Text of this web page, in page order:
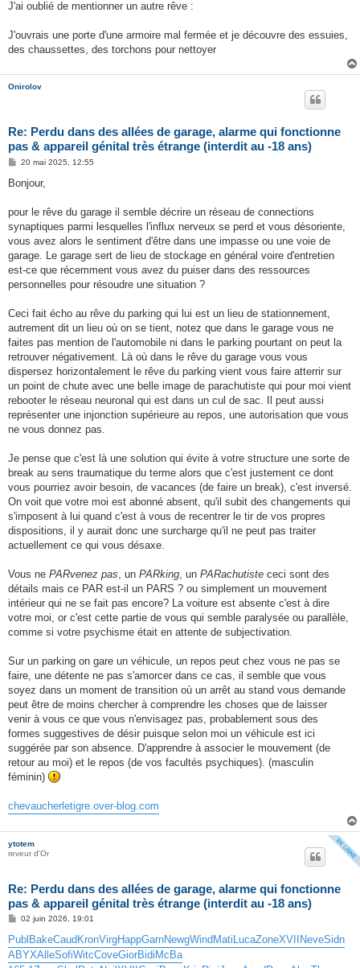
s
g
J'ai oublié de mentionner un autre rêve :
J'ouvrais une porte d'une armoire mal fermée et je découvre des essuies,
des chaussettes, des torchons pour nettoyer
Onirolov
Re: Perdu dans des allées de garage, alarme qui fonctionne
pas & appareil génital très étrange (interdit au -18 ans)
M
s
g
20 mai 2025, 12:55
Bonjour,
pour le rêve du garage il semble décrire un réseau de connections
synaptiques parmi lesquelles l'influx nerveux se perd et vous désoriente,
vous avez alors le sentiment d'être dans une impasse ou une voie de
garage. Le garage sert de lieu de stockage en général voire d'entretien
est-ce que récemment vous avez du puiser dans des ressources
personnelles pour résoudre une situation ?
Ceci fait écho au rêve du parking qui lui est un lieu de stationnement,
autrement dit un lieu où on se tient, notez que dans le garage vous ne
faites pas mention de l'automobile ni dans le parking pourtant on peut la
retrouver négativement. Là où dans le rêve du garage vous vous
dispersez horizontalement le rêve du parking vient vous faire atterrir sur
un point de chute avec une belle image de parachutiste qui pour moi vient
rebooter le réseau neuronal qui est dans un cul de sac. Il peut aussi
représenter une injonction supérieure au repos, une autorisation que vous
ne vous donnez pas.
Je pense que c'est là une solution qui évite à votre structure une sorte de
break au sens traumatique du terme alors que c'est justement ce dont
vous pourriez avoir besoin, de vacances (de faire un break), c'est inversé.
On voit que votre moi est abonné absent, qu'il subit des changements qui
s'imposent à lui quand c'est à vous de recentrer le tir de vos propres
dispositions, il y aurait donc une surcharge qu'il ne peut pas traiter
actuellement ce qui vous désaxe.
Vous ne PARvenez pas , un PARking , un PARachutiste ceci sont des
détails mais ce PAR est-il un PARS ? ou simplement un mouvement
intérieur qui ne se fait pas encore? La voiture est absente c'est à dire
votre moi, or c'est cette partie de vous qui semble paralysée ou parallèle,
comme si votre psychisme était en attente de subjectivation.
Sur un parking on gare un véhicule, un repos peut chez vous ne pas se
faire, une détente ne pas s'amorcer dans ce cas, il semble que vous
soyez dans un moment de transition où un arrêt au stand vous demande
peut être de moins chercher à comprendre les choses que de laisser
venir à vous ce que vous n'envisagez pas, probablement sous des
formes suggestives de désir puisque selon moi un véhicule est ici
suggérée par son absence. D'apprendre à associer le mouvement (de
retour au moi) et le repos (de vos facultés psychiques). (masculin
féminin)
chevaucherletigre.over-blog.com
ytotem
reveur d'Or
Re: Perdu dans des allées de garage, alarme qui fonctionne
pas & appareil génital très étrange (interdit au -18 ans)
M
s
s
a
g
02 juin 2026, 19:01
Publ BakeCaud KronVirgHappGarnNewgWind Mati LucaZoneXVII NeveSidn
ABYXAlleSofiWitcCoveGiorBidi McBa